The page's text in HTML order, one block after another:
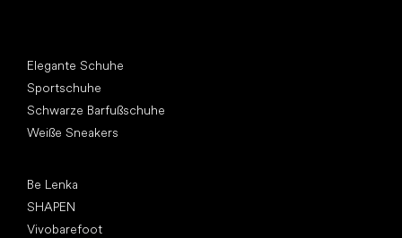
Elegante Schuhe
Sportschuhe
Schwarze Barfußschuhe
Weiße Sneakers
Be Lenka
SHAPEN
Vivobarefoot